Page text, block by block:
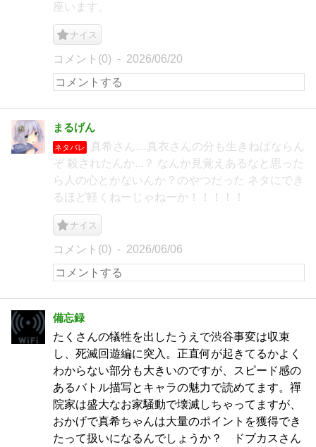
座います。
ナイス
コメント(0) 2026/06/20
まるげん
ネタバレ
真希さん....真衣さんの分も生きねばならん
ぞ 殺されたんか...？ なんか見覚えあるなと思った
ら人の心とかないんか？のやつだった ネタにでき
るほど軽くねーじゃねーか！！！！！
ナイス
コメント(0) 2026/06/06
備忘録
たくさんの犠牲を出したうえで渋谷事変は収束
し、死滅回遊編に突入。正直何が起きてるかよく
わからない部分も大きいのですが、スピード感の
あるバトル描写とキャラの魅力で読めてます。禪
院家は盛大なお家騒動で壊滅しちゃってますが、
おかげで真希ちゃんは大量のポイントを獲得でき
たって扱いになるんでしょうか？ ドブカスさん